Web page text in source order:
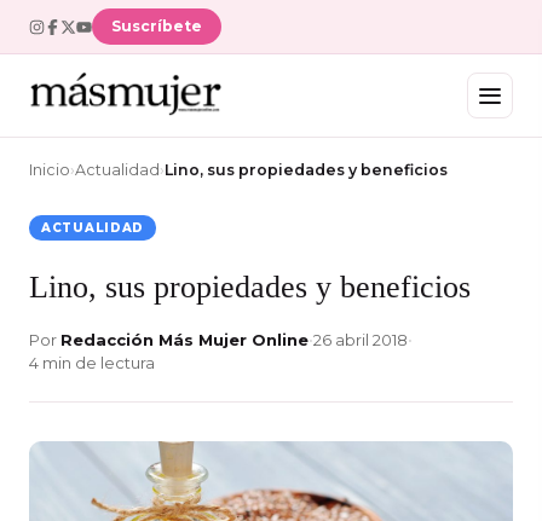
Suscríbete
Inicio›Actualidad ›Lino, sus propiedades y beneficios
ACTUALIDAD
Lino, sus propiedades y beneficios
Por Redacción Más Mujer Online•26 abril 2018•
4 min de lectura